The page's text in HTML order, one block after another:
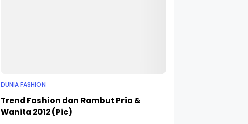
DUNIA FASHION
Trend Fashion dan Rambut Pria &
Wanita 2012 (Pic)